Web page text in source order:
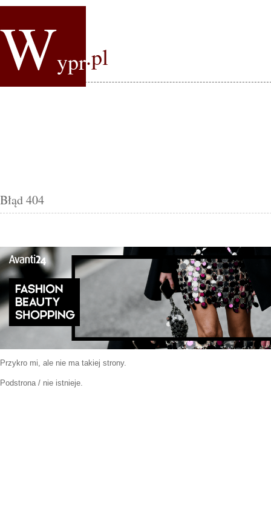
Wypr.pl
Błąd 404
Przykro mi, ale nie ma takiej strony.
Podstrona / nie istnieje.